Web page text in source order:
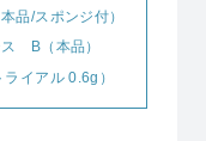
品/スポンジ付）
B（本品）
イアル 0.6g）